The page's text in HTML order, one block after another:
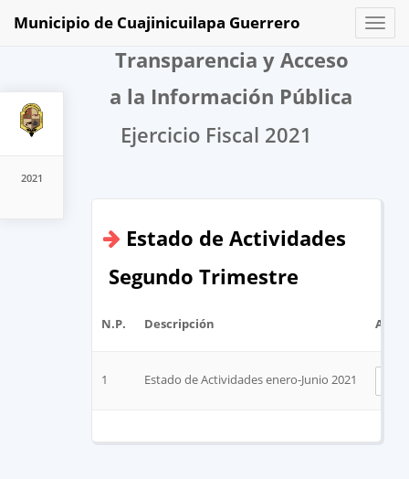
2021
Toggle
Municipio de Cuajinicuilapa Guerrero
Transparencia y Acceso
a la Información Pública
Ejercicio Fiscal 2021
Estado de Actividades
Segundo Trimestre
N.P. Descripción
1 Estado de Actividades enero-Junio 2021